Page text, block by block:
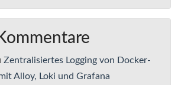
Zentralisiertes Logging von Docker-
Alloy, Loki und Grafana